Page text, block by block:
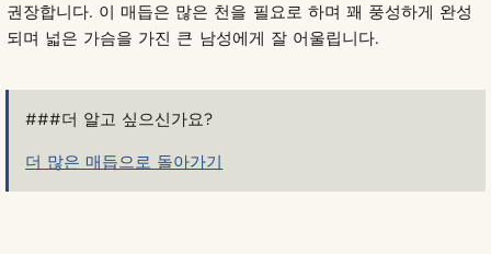
권장합니다. 이 매듭은 많은 천을 필요로 하며 꽤 풍성하게 완성
되며 넓은 가슴을 가진 큰 남성에게 잘 어울립니다.
###더 알고 싶으신가요?
더 많은 매듭으로 돌아가기